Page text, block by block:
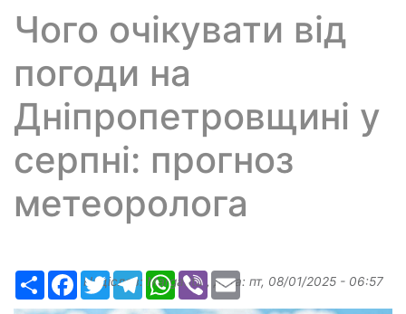
Чого очікувати від
погоди на
Дніпропетровщині у
серпні: прогноз
метеоролога
РесурсFacebook
TwitterTelegramWhatsApp
ViberEmail
Надіслав: Margarita , дата: пт, 08/01/2025 - 06:57